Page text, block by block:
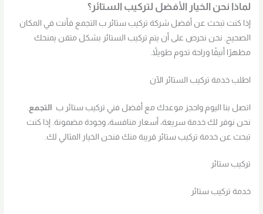
لماذا نحن الخيار الأفضل لتركيب الستائر؟
إذا كنت تبحث عن أفضل شركة تركيب ستائر ب التجمع فأنت في المكان
الصحيح. نحن نحرص على أن يتم تركيب الستائر بشكل متقن يمنحك
مظهرًا أنيقًا وراحة تدوم طويلاً.
اطلب خدمة تركيب الستائر الآن
اتصل بنا اليوم واحجز موعدك مع أفضل فني تركيب ستائر ب التجمع
نحن نوفر لك خدمة سريعة، أسعار منافسة، وجودة مضمونة. إذا كنت
تبحث عن خدمة تركيب ستائر قريبة منك فنحن الخيار المثالي لك.
تركيب ستائر
خدمة تركيب ستائر